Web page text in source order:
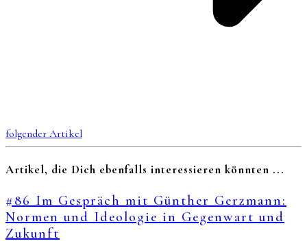
folgender Artikel
Artikel, die Dich ebenfalls interessieren könnten ...
#86 Im Gespräch mit Günther Gerzmann:
Normen und Ideologie in Gegenwart und
Zukunft